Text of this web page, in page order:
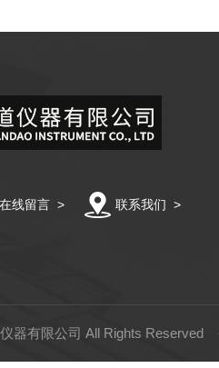
在线留言 > 联系我们 >
器有限公司 All Rights Reserved